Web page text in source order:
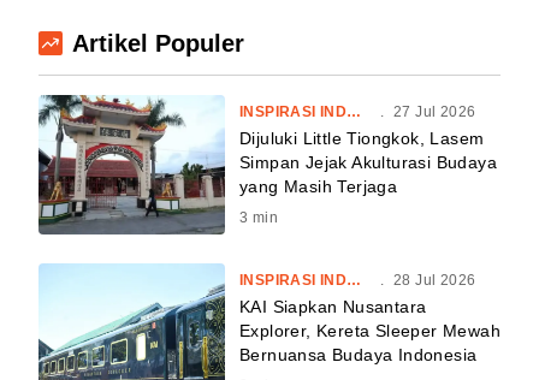
Artikel Populer
INSPIRASI INDONESIA . 27 Jul 2026
Dijuluki Little Tiongkok, Lasem
Simpan Jejak Akulturasi Budaya
yang Masih Terjaga
3 min
INSPIRASI INDONESIA . 28 Jul 2026
KAI Siapkan Nusantara
Explorer, Kereta Sleeper Mewah
Bernuansa Budaya Indonesia